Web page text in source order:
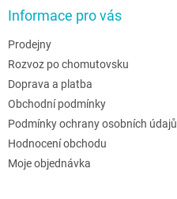
Informace pro vás
Prodejny
Rozvoz po chomutovsku
Doprava a platba
Obchodní podmínky
Podmínky ochrany osobních údajů
Hodnocení obchodu
Moje objednávka